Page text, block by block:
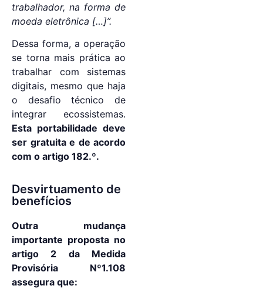
trabalhador, na forma de
moeda eletrônica […]”.
Dessa forma, a operação
se torna mais prática ao
trabalhar com sistemas
digitais, mesmo que haja
o desafio técnico de
integrar ecossistemas.
Esta portabilidade deve
ser gratuita e de acordo
com o artigo 182.º.
Desvirtuamento de
benefícios
Outra mudança
importante proposta no
artigo 2 da Medida
Provisória Nº1.108
assegura que: